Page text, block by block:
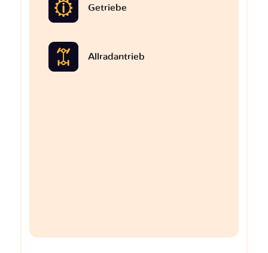
Getriebe
Allradantrieb